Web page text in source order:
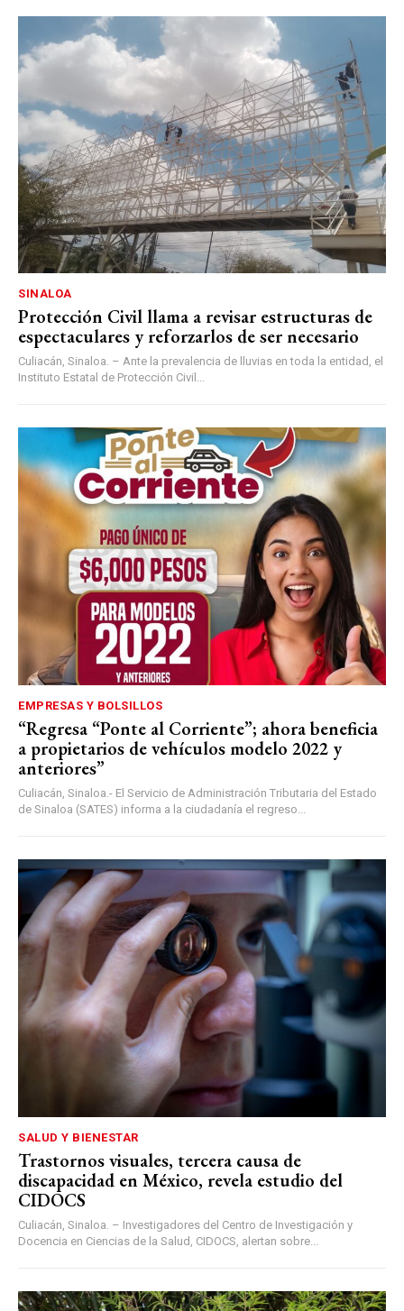
SINALOA
Protección Civil llama a revisar estructuras de
espectaculares y reforzarlos de ser necesario
Culiacán, Sinaloa. – Ante la prevalencia de lluvias en toda la entidad, el
Instituto Estatal de Protección Civil...
EMPRESAS Y BOLSILLOS
“Regresa “Ponte al Corriente”; ahora beneficia
a propietarios de vehículos modelo 2022 y
anteriores”
Culiacán, Sinaloa.- El Servicio de Administración Tributaria del Estado
de Sinaloa (SATES) informa a la ciudadanía el regreso...
SALUD Y BIENESTAR
Trastornos visuales, tercera causa de
discapacidad en México, revela estudio del
CIDOCS
Culiacán, Sinaloa. – Investigadores del Centro de Investigación y
Docencia en Ciencias de la Salud, CIDOCS, alertan sobre...